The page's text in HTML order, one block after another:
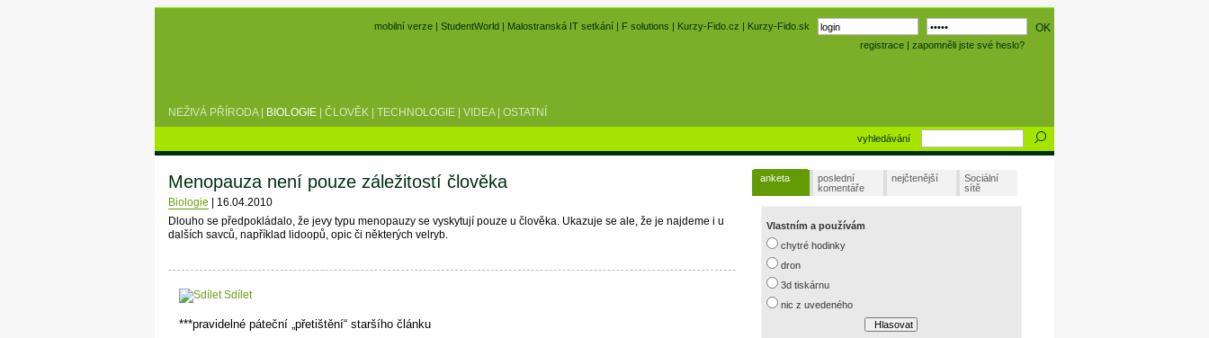
registrace | zapomněli jste své heslo?
mobilní verze |StudentWorld | Malostranská IT setkání | F solutions | Kurzy-Fido.cz | Kurzy-Fido.sk
NEŽIVÁ PŘÍRODA| BIOLOGIE | ČLOVĚK | TECHNOLOGIE | VIDEA| OSTATNÍ
vyhledávání
Menopauza není pouze záležitostí člověka
Biologie
16.04.2010
Dlouho se předpokládalo, že jevy typu menopauzy se vyskytují pouze u člověka. Ukazuje se ale, že je najdeme i u
dalších savců, například lidoopů, opic či některých velryb.
Sdílet
***pravidelné páteční „přetištění“ staršího článku
anketa
poslední
komentáře
nejčtenější
Sociální
sítě
Vlastním a používám
chytré hodinky
dron
3d tiskárnu
nic z uvedeného